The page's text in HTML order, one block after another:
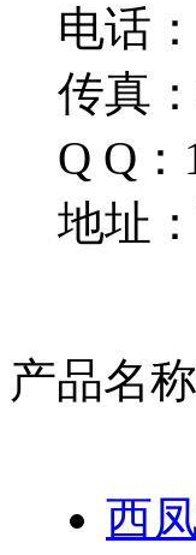
电话
传真
Q Q：
地址
产品名称
西